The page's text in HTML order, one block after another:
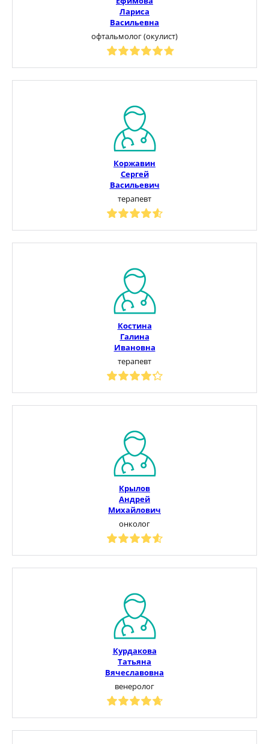
Лариса
Васильевна
офтальмолог (окулист)
Коржавин
Сергей
Васильевич
терапевт
Костина
Галина
Ивановна
терапевт
Крылов
Андрей
Михайлович
онколог
Курдакова
Татьяна
Вячеславовна
венеролог